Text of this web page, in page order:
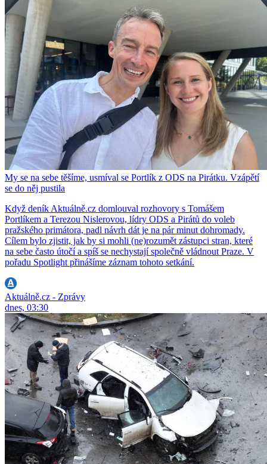
My se na sebe těšíme, usmíval se Portlík z ODS na Pirátku. Vzápětí
se do něj pustila
Když deník Aktuálně.cz domlouval rozhovory s Tomášem
Portlíkem a Terezou Nislerovou, lídry ODS a Pirátů do voleb
pražského primátora, padl návrh dát je na pár minut dohromady.
Cílem bylo zjistit, jak by si mohli (ne)rozumět zástupci stran, které
na sebe často útočí a spíš se nechystají společně vládnout Praze. V
pořadu Spotlight přinášíme záznam tohoto setkání.
Aktuálně.cz - Zprávy
dnes, 03:30